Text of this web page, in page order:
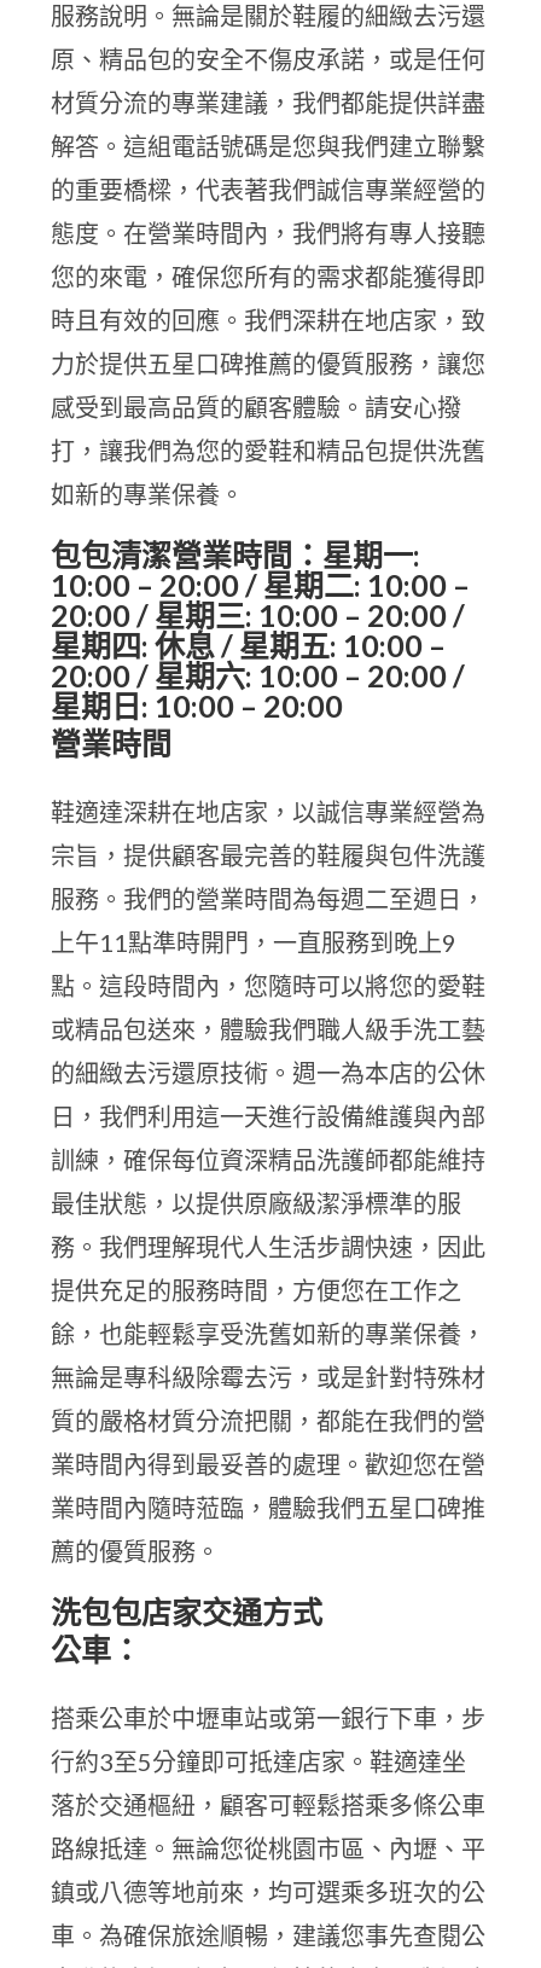
服務說明。無論是關於鞋履的細緻去污還
原、精品包的安全不傷皮承諾，或是任何
材質分流的專業建議，我們都能提供詳盡
解答。這組電話號碼是您與我們建立聯繫
的重要橋樑，代表著我們誠信專業經營的
態度。在營業時間內，我們將有專人接聽
您的來電，確保您所有的需求都能獲得即
時且有效的回應。我們深耕在地店家，致
力於提供五星口碑推薦的優質服務，讓您
感受到最高品質的顧客體驗。請安心撥
打，讓我們為您的愛鞋和精品包提供洗舊
如新的專業保養。
包包清潔營業時間：星期一:
10:00 – 20:00 / 星期二: 10:00 –
20:00 / 星期三: 10:00 – 20:00 /
星期四: 休息 / 星期五: 10:00 –
20:00 / 星期六: 10:00 – 20:00 /
星期日: 10:00 – 20:00
營業時間
鞋適達深耕在地店家，以誠信專業經營為
宗旨，提供顧客最完善的鞋履與包件洗護
服務。我們的營業時間為每週二至週日，
上午11點準時開門，一直服務到晚上9
點。這段時間內，您隨時可以將您的愛鞋
或精品包送來，體驗我們職人級手洗工藝
的細緻去污還原技術。週一為本店的公休
日，我們利用這一天進行設備維護與內部
訓練，確保每位資深精品洗護師都能維持
最佳狀態，以提供原廠級潔淨標準的服
務。我們理解現代人生活步調快速，因此
提供充足的服務時間，方便您在工作之
餘，也能輕鬆享受洗舊如新的專業保養，
無論是專科級除霉去污，或是針對特殊材
質的嚴格材質分流把關，都能在我們的營
業時間內得到最妥善的處理。歡迎您在營
業時間內隨時蒞臨，體驗我們五星口碑推
薦的優質服務。
洗包包店家交通方式
公車：
搭乘公車於中壢車站或第一銀行下車，步
行約3至5分鐘即可抵達店家。鞋適達坐
落於交通樞紐，顧客可輕鬆搭乘多條公車
路線抵達。無論您從桃園市區、內壢、平
鎮或八德等地前來，均可選乘多班次的公
車。為確保旅途順暢，建議您事先查閱公